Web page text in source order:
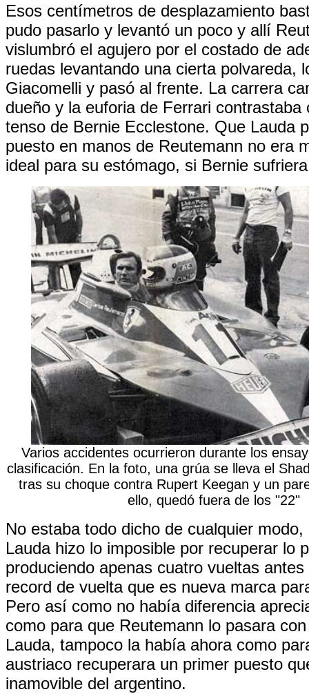
Esos centímetros de desplazamiento
pudo pasarlo y levantó un poco y allí
vislumbró el agujero por el costado de
ruedas levantando una cierta polvareda,
Giacomelli y pasó al frente. La carrera
dueño y la euforia de Ferrari contrastaba
tenso de Bernie Ecclestone. Que Lauda
puesto en manos de Reutemann no era
ideal para su estómago, si Bernie
Varios accidentes ocurrieron durante los
clasificación. En la foto, una grúa se lleva el
tras su choque contra Rupert Keegan y un
ello, quedó fuera de los "22"
No estaba todo dicho de cualquier modo,
Lauda hizo lo imposible por recuperar lo
produciendo apenas cuatro vueltas
record de vuelta que es nueva marca
Pero así como no había diferencia
como para que Reutemann lo pasara
Lauda, tampoco la había ahora como
austriaco recuperara un primer puesto
inamovible del argentino.